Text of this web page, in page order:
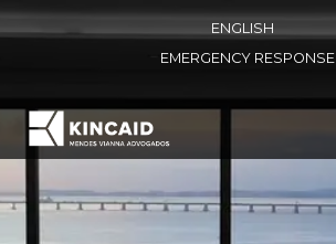
ENGLISH
EMERGENCY RESPONSE